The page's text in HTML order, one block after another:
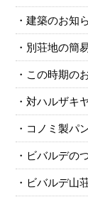
建築のお知
別荘地の簡
この時期の
対ハルザキ
コノミ製パ
ビバルデの
ビバルデ山